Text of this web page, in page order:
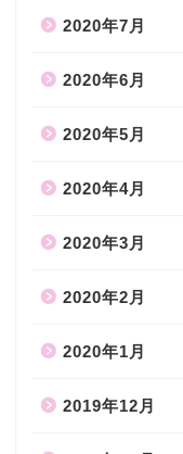
2020年7月
2020年6月
2020年5月
2020年4月
2020年3月
2020年2月
2020年1月
2019年12月